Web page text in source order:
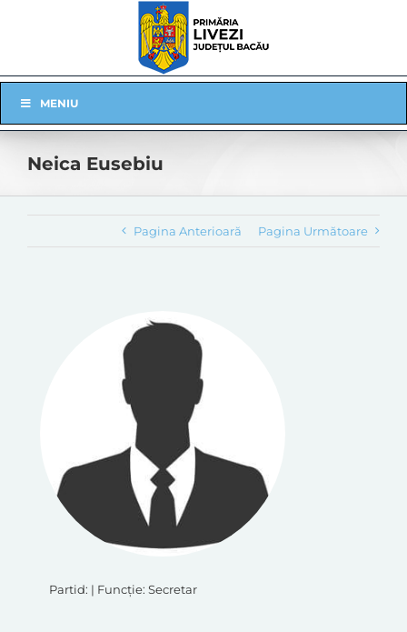
Navigation
MENIU
Neica Eusebiu
Pagina Anterioară Pagina Următoare
Partid: | Funcție: Secretar